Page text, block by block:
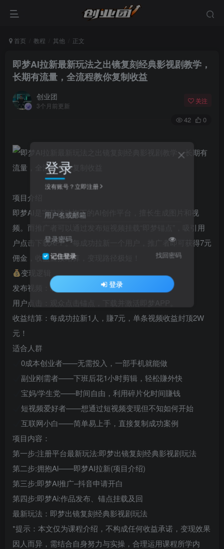
首页 教程 其他 正文
即梦AI拉新最新玩法之出镜复刻经典影视剧教学，
长期有流量，全流程教你复制收益
创业团
3个月前更新
关注
42 0
项目介绍
即梦AI是字节跳动旗下的AI创作平台，擅长生成图片和视
频。而推广者可以通过发布短视频挂载“即梦锚点”，吸引用
户点击下载APP。每成功拉新一个用户，推广者即可获得7元
佣金，收益直接结算，变现路径极短！
变现逻辑
发布视频：制作或剪辑短视频，挂载即梦锚点。
用户点击：观众点击锚点，下载并激活即梦APP。
收益结算：每成功拉新1人，賺7元，单条视频收益封顶2W
元！
适合人群
0成本创业者——无需投入，一部手机就能做
副业刚需者——下班后花1小时剪辑，轻松賺外快
宝妈/学生党——时间自由，利用碎片化时间賺钱
短视频爱好者——想通过短视频变现但不知如何开始
互联网小白——简单易上手，直接复制成功案例
项目内容：
第一步:注册平台最新玩法:即梦出镜复刻经典影视剧玩法
第二步:拥抱Al——即梦AI拉新(项目介绍)
第三步:即梦AI推广–抖音申请开白
第四步:即梦Ai:作品发布、锚点挂载及回
最新玩法：即梦出镜复刻经典影视剧玩法
*提示：本文仅为课程介绍，不构成任何收益承诺，变现效果
因人而异，需结合自身努力与实操，合理运用课程所学内
登录
没有账号？立即注册
用户名或邮箱
登录密码
记住登录 找回密码
登录